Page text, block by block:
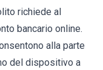
richiede al
bancario online.
alla parte
del dispositivo a